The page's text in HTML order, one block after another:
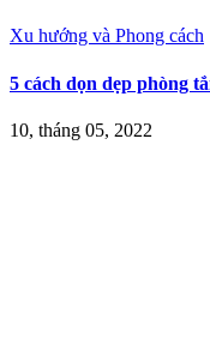
Xu hướng và Phong cách
5 cách dọn dẹp phòng
10, tháng 05, 2022